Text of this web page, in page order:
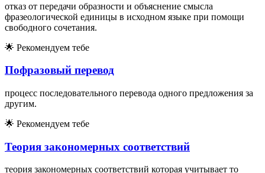
отказ от передачи образности и объяснение смысла
фразеологической единицы в исходном языке при помощи
свободного сочетания.
🌟 Рекомендуем тебе
Пофразовый перевод
процесс последовательного перевода одного предложения за
другим.
🌟 Рекомендуем тебе
Теория закономерных соответствий
теория закономерных соответствий которая учитывает то